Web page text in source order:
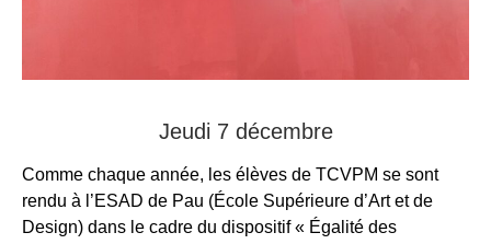
Jeudi 7 décembre
Comme chaque année, les élèves de TCVPM se sont
rendu à l’ESAD de Pau (École Supérieure d’Art et de
Design) dans le cadre du dispositif « Égalité des